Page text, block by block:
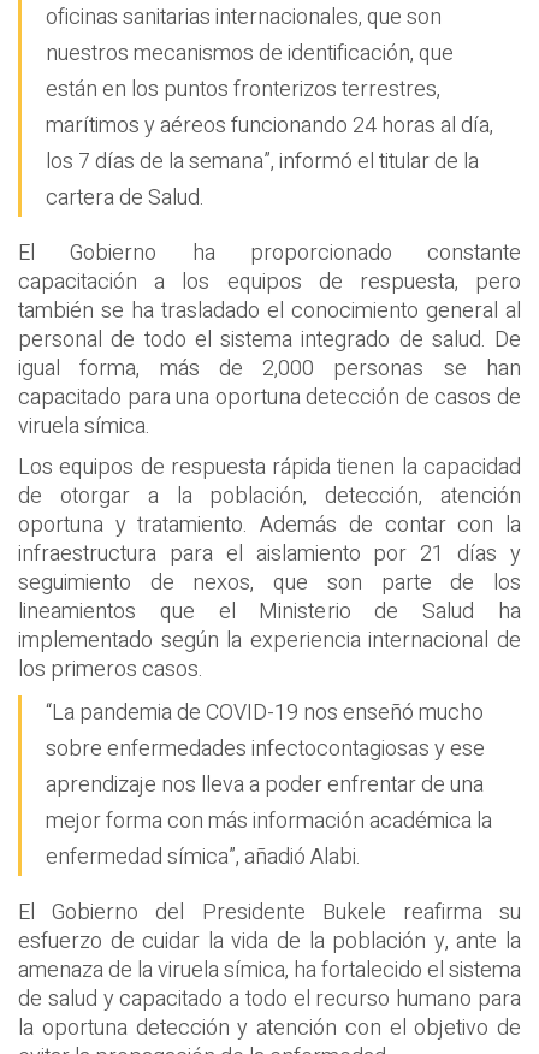
oficinas sanitarias internacionales, que son
nuestros mecanismos de identificación, que
están en los puntos fronterizos terrestres,
marítimos y aéreos funcionando 24 horas al día,
los 7 días de la semana”, informó el titular de la
cartera de Salud.
El Gobierno ha proporcionado constante
capacitación a los equipos de respuesta, pero
también se ha trasladado el conocimiento general al
personal de todo el sistema integrado de salud. De
igual forma, más de 2,000 personas se han
capacitado para una oportuna detección de casos de
viruela símica.
Los equipos de respuesta rápida tienen la capacidad
de otorgar a la población, detección, atención
oportuna y tratamiento. Además de contar con la
infraestructura para el aislamiento por 21 días y
seguimiento de nexos, que son parte de los
lineamientos que el Ministerio de Salud ha
implementado según la experiencia internacional de
los primeros casos.
“La pandemia de COVID-19 nos enseñó mucho
sobre enfermedades infectocontagiosas y ese
aprendizaje nos lleva a poder enfrentar de una
mejor forma con más información académica la
enfermedad símica”, añadió Alabi.
El Gobierno del Presidente Bukele reafirma su
esfuerzo de cuidar la vida de la población y, ante la
amenaza de la viruela símica, ha fortalecido el sistema
de salud y capacitado a todo el recurso humano para
la oportuna detección y atención con el objetivo de